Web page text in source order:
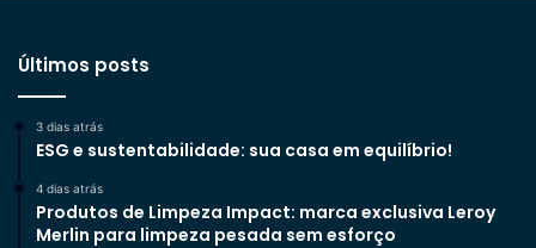
Últimos posts
3 dias atrás
ESG e sustentabilidade: sua casa em equilíbrio!
4 dias atrás
Produtos de Limpeza Impact: marca exclusiva Leroy
Merlin para limpeza pesada sem esforço